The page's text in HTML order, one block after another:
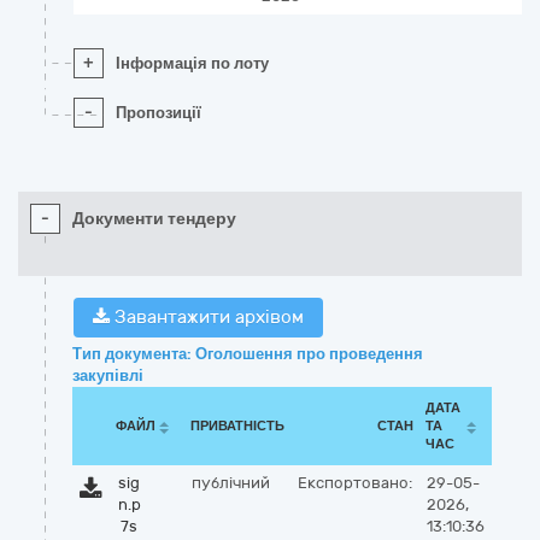
+ Інформація по лоту
- Пропозиції
- Документи тендеру
Завантажити архівом
Тип документа: Оголошення про проведення
закупівлі
ФАЙЛ ПРИВАТНІСТЬ СТАН
ДАТА
ТА
ЧАС
sig
n.p
7s
публічний Експортовано:
29-05-
2026,
13:10:36